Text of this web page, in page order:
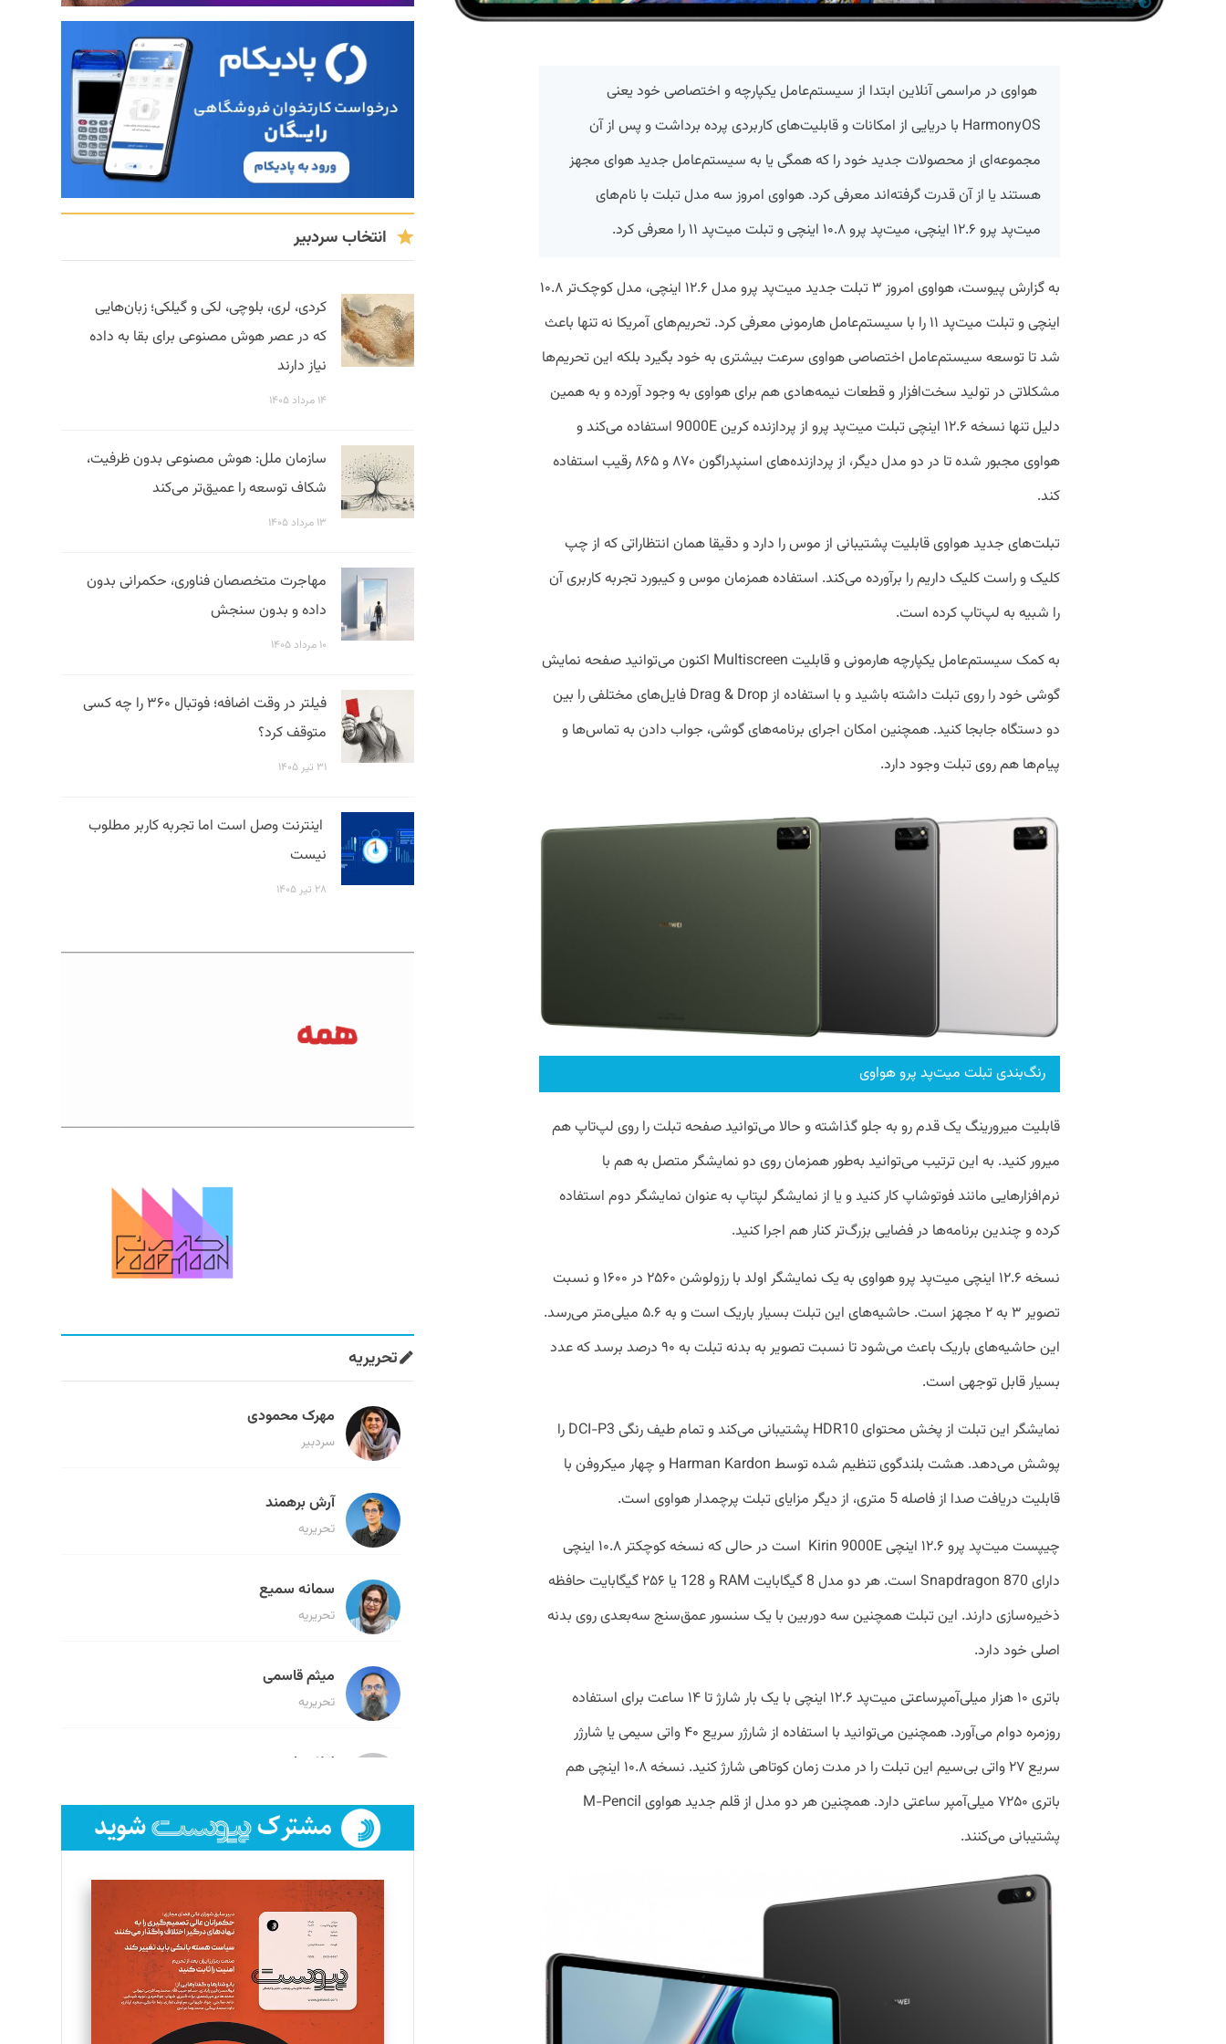
هواوی در مراسمی آنلاین ابتدا از سیستم‌عامل یکپارچه و اختصاصی خود یعنی
HarmonyOS با دریایی از امکانات و قابلیت‌های کاربردی پرده برداشت و پس از آن
مجموعه‌ای از محصولات جدید خود را که همگی یا به سیستم‌عامل جدید هوای مجهز
هستند یا از آن قدرت گرفته‌اند معرفی کرد. هواوی امروز سه مدل تبلت با نام‌های
میت‌پد پرو ۱۲.۶ اینچی، میت‌پد پرو ۱۰.۸ اینچی و تبلت میت‌پد ۱۱ را معرفی کرد.
به گزارش پیوست، هواوی امروز ۳ تبلت جدید میت‌پد پرو مدل ۱۲.۶ اینچی، مدل کوچک‌تر ۱۰.۸
اینچی و تبلت میت‌پد ۱۱ را با سیستم‌عامل هارمونی معرفی کرد. تحریم‌های آمریکا نه تنها باعث
شد تا توسعه سیستم‌عامل اختصاصی هواوی سرعت بیشتری به خود بگیرد بلکه این تحریم‌ها
مشکلاتی در تولید سخت‌افزار و قطعات نیمه‌هادی هم برای هواوی به وجود آورده و به همین
دلیل تنها نسخه ۱۲.۶ اینچی تبلت میت‌پد پرو از پردازنده کرین 9000E استفاده می‌کند و
هواوی مجبور شده تا در دو مدل دیگر، از پردازنده‌های اسنپدراگون ۸۷۰ و ۸۶۵ رقیب استفاده
کند.
تبلت‌های جدید هواوی قابلیت پشتیبانی از موس را دارد و دقیقا همان انتظاراتی که از چپ
کلیک و راست کلیک داریم را برآورده می‌کند. استفاده همزمان موس و کیبورد تجربه کاربری آن
را شبیه به لپ‌تاپ کرده است.
به کمک سیستم‌عامل یکپارچه هارمونی و قابلیت Multiscreen اکنون می‌توانید صفحه نمایش
گوشی خود را روی تبلت داشته باشید و با استفاده از Drag & Drop فایل‌های مختلفی را بین
دو دستگاه جابجا کنید. همچنین امکان اجرای برنامه‌های گوشی، جواب دادن به تماس‌ها و
پیام‌ها هم روی تبلت وجود دارد.
رنگ‌بندی تبلت میت‌پد پرو هواوی
قابلیت میرورینگ یک قدم رو به جلو گذاشته و حالا می‌توانید صفحه تبلت را روی لپ‌تاپ هم
میرور کنید. به این ترتیب می‌توانید به‌طور همزمان روی دو نمایشگر متصل به هم با
نرم‌افزار‌هایی مانند فوتوشاپ کار کنید و یا از نمایشگر لپتاپ به عنوان نمایشگر دوم استفاده
کرده و چندین برنامه‌ها در فضایی بزرگ‌تر کنار هم اجرا کنید.
نسخه ۱۲.۶ اینچی میت‌پد پرو هواوی به یک نمایشگر اولد با رزولوشن ۲۵۶۰ در ۱۶۰۰ و نسبت
تصویر ۳ به ۲ مجهز است. حاشیه‌های این تبلت بسیار باریک است و به ۵.۶ میلی‌متر می‌رسد.
این حاشیه‌های باریک باعث می‌شود تا نسبت تصویر به بدنه تبلت به ۹۰ درصد برسد که عدد
بسیار قابل توجهی است.
نمایشگر این تبلت از پخش محتوای HDR10 پشتیبانی می‌کند و تمام طیف رنگی DCI-P3 را
پوشش می‌دهد. هشت بلندگوی تنظیم شده توسط Harman Kardon و چهار میکروفن با
قابلیت دریافت صدا از فاصله 5 متری، از دیگر مزایای تبلت پرچمدار هواوی است.
چیپست میت‌پد پرو ۱۲.۶ اینچی Kirin 9000E است در حالی که نسخه کوچکتر ۱۰.۸ اینچی
دارای Snapdragon 870 است. هر دو مدل 8 گیگابایت RAM و 128 یا ۲۵۶ گیگابایت حافظه
ذخیره‌سازی دارند. این تبلت همچنین سه دوربین با یک سنسور عمق‌سنج سه‌بعدی روی بدنه
اصلی خود دارد.
باتری ۱۰ هزار میلی‌آمپرساعتی میت‌پد ۱۲.۶ اینچی با یک بار شارژ تا ۱۴ ساعت برای استفاده
روزمره دوام می‌آورد. همچنین می‌توانید با استفاده از شارژر سریع ۴۰ واتی سیمی یا شارژر
سریع ۲۷ واتی بی‌سیم این تبلت را در مدت زمان کوتاهی شارژ کنید. نسخه ۱۰.۸ اینچی هم
باتری ۷۲۵۰ میلی‌آمپر ساعتی دارد. همچنین هر دو مدل از قلم جدید هواوی M-Pencil
پشتیبانی می‌کنند.
انتخاب سردبیر
کردی، لری، بلوچی، لکی و گیلکی؛ زبان‌هایی
که در عصر هوش مصنوعی برای بقا به داده
نیاز دارند
۱۴ مرداد ۱۴۰۵
سازمان ملل: هوش مصنوعی بدون ظرفیت،
شکاف توسعه را عمیق‌تر می‌کند
۱۳ مرداد ۱۴۰۵
مهاجرت متخصصان فناوری، حکمرانی بدون
داده و بدون سنجش
۱۰ مرداد ۱۴۰۵
فیلتر در وقت اضافه؛ فوتبال ۳۶۰ را چه کسی
متوقف کرد؟
۳۱ تیر ۱۴۰۵
اینترنت وصل است اما تجربه کاربر مطلوب
نیست
۲۸ تیر ۱۴۰۵
تحریریه
مهرک محمودی
سردبیر
آرش برهمند
تحریریه
سمانه سمیع
تحریریه
میثم قاسمی
تحریریه
لیلا حنارود
فائزه فتحی رستمی
تحریریه
سروش کرمیان
تحریریه
مینا پاکدل